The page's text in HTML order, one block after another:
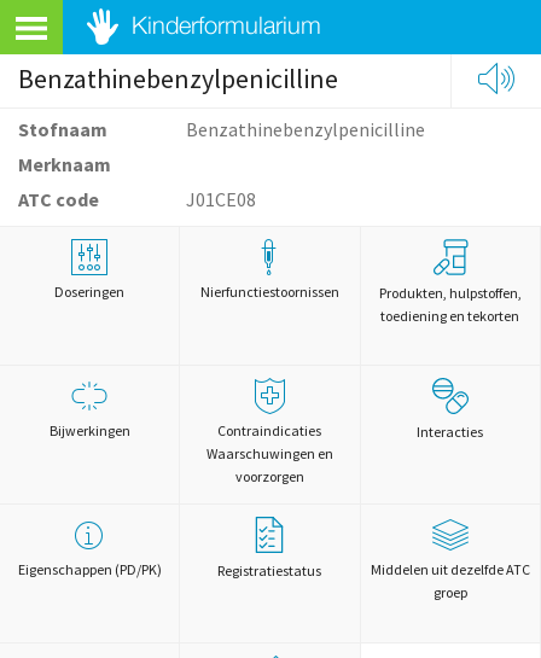
Benzathinebenzylpenicilline
Stofnaam
Benzathinebenzylpenicilline
Merknaam
ATC code
J01CE08
Doseringen Nierfunctiestoornissen
Produkten, hulpstoffen,
toediening en tekorten
Bijwerkingen
Contraindicaties
Waarschuwingen en
voorzorgen
Interacties
Eigenschappen (PD/PK) Registratiestatus
Middelen uit dezelfde ATC
groep